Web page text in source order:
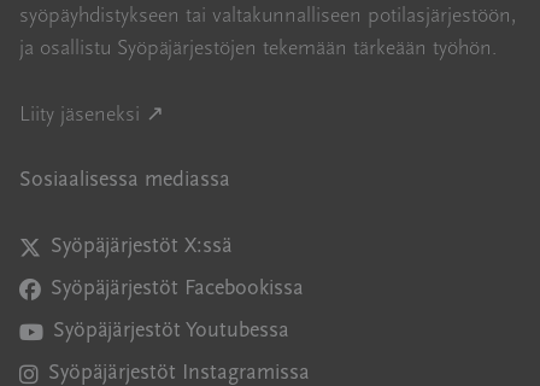
syöpäyhdistykseen tai valtakunnalliseen potilasjärjestöön,
ja osallistu Syöpäjärjestöjen tekemään tärkeään työhön.
Liity jäseneksi ↗
Sosiaalisessa mediassa
Syöpäjärjestöt X:ssä
Avautuu uuteen ikkunaan
Syöpäjärjestöt Facebookissa
Avautuu uuteen ikkunaan
Syöpäjärjestöt Youtubessa
Avautuu uuteen ikkunaan
Syöpäjärjestöt Instagramissa